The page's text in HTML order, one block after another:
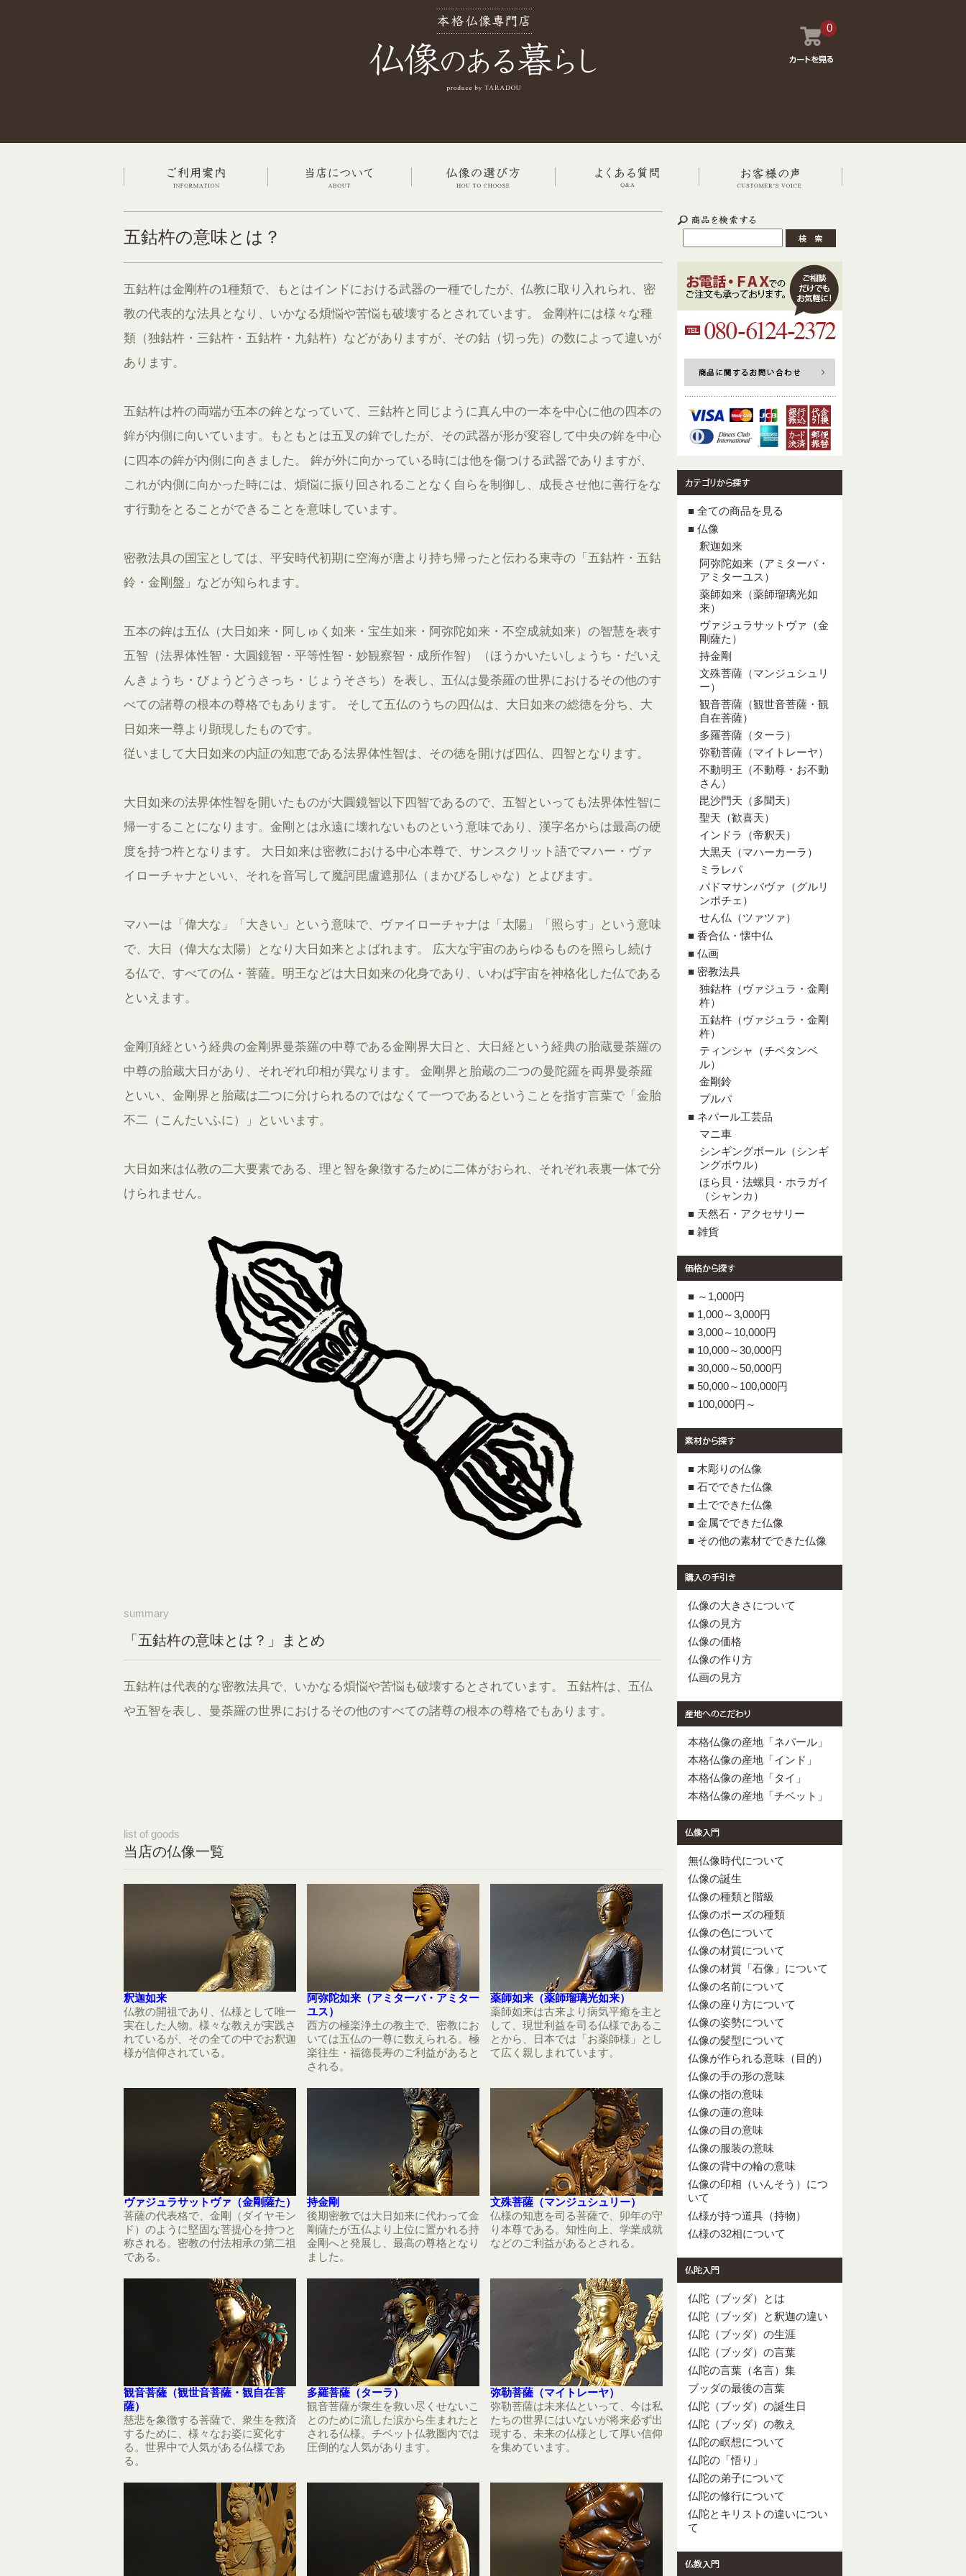
0
五鈷杵の意味とは？
五鈷杵は金剛杵の1種類で、もとはインドにおける武器の一種でしたが、仏教に取り入れられ、密
教の代表的な法具となり、いかなる煩悩や苦悩も破壊するとされています。 金剛杵には様々な種
類（独鈷杵・三鈷杵・五鈷杵・九鈷杵）などがありますが、その鈷（切っ先）の数によって違いが
あります。
五鈷杵は杵の両端が五本の鉾となっていて、三鈷杵と同じように真ん中の一本を中心に他の四本の
鉾が内側に向いています。もともとは五叉の鉾でしたが、その武器が形が変容して中央の鉾を中心
に四本の鉾が内側に向きました。 鉾が外に向かっている時には他を傷つける武器でありますが、
これが内側に向かった時には、煩悩に振り回されることなく自らを制御し、成長させ他に善行をな
す行動をとることができることを意味しています。
密教法具の国宝としては、平安時代初期に空海が唐より持ち帰ったと伝わる東寺の「五鈷杵・五鈷
鈴・金剛盤」などが知られます。
五本の鉾は五仏（大日如来・阿しゅく如来・宝生如来・阿弥陀如来・不空成就如来）の智慧を表す
五智（法界体性智・大圓鏡智・平等性智・妙観察智・成所作智）（ほうかいたいしょうち・だいえ
んきょうち・びょうどうさっち・じょうそさち）を表し、五仏は曼荼羅の世界におけるその他のす
べての諸尊の根本の尊格でもあります。 そして五仏のうちの四仏は、大日如来の総徳を分ち、大
日如来一尊より顕現したものです。
従いまして大日如来の内証の知恵である法界体性智は、その徳を開けば四仏、四智となります。
大日如来の法界体性智を開いたものが大圓鏡智以下四智であるので、五智といっても法界体性智に
帰一することになります。金剛とは永遠に壊れないものという意味であり、漢字名からは最高の硬
度を持つ杵となります。 大日如来は密教における中心本尊で、サンスクリット語でマハー・ヴァ
イローチャナといい、それを音写して魔訶毘盧遮那仏（まかびるしゃな）とよびます。
マハーは「偉大な」「大きい」という意味で、ヴァイローチャナは「太陽」「照らす」という意味
で、大日（偉大な太陽）となり大日如来とよばれます。 広大な宇宙のあらゆるものを照らし続け
る仏で、すべての仏・菩薩。明王などは大日如来の化身であり、いわば宇宙を神格化した仏である
といえます。
金剛頂経という経典の金剛界曼荼羅の中尊である金剛界大日と、大日経という経典の胎蔵曼荼羅の
中尊の胎蔵大日があり、それぞれ印相が異なります。 金剛界と胎蔵の二つの曼陀羅を両界曼荼羅
といい、金剛界と胎蔵は二つに分けられるのではなくて一つであるということを指す言葉で「金胎
不二（こんたいふに）」といいます。
大日如来は仏教の二大要素である、理と智を象徴するために二体がおられ、それぞれ表裏一体で分
けられません。
summary
「五鈷杵の意味とは？」まとめ
五鈷杵は代表的な密教法具で、いかなる煩悩や苦悩も破壊するとされています。 五鈷杵は、五仏
や五智を表し、曼荼羅の世界におけるその他のすべての諸尊の根本の尊格でもあります。
list of goods
当店の仏像一覧
釈迦如来
仏教の開祖であり、仏様として唯一
実在した人物。様々な教えが実践さ
れているが、その全ての中でお釈迦
様が信仰されている。
阿弥陀如来（アミターバ・アミター
ユス）
西方の極楽浄土の教主で、密教にお
いては五仏の一尊に数えられる。極
楽往生・福徳長寿のご利益があると
される。
薬師如来（薬師瑠璃光如来）
薬師如来は古来より病気平癒を主と
して、現世利益を司る仏様であるこ
とから、日本では「お薬師様」とし
て広く親しまれています。
ヴァジュラサットヴァ（金剛薩た）
菩薩の代表格で、金剛（ダイヤモン
ド）のように堅固な菩提心を持つと
称される。密教の付法相承の第二祖
である。
持金剛
後期密教では大日如来に代わって金
剛薩たが五仏より上位に置かれる持
金剛へと発展し、最高の尊格となり
ました。
文殊菩薩（マンジュシュリー）
仏様の知恵を司る菩薩で、卯年の守
り本尊である。知性向上、学業成就
などのご利益があるとされる。
観音菩薩（観世音菩薩・観自在菩
薩）
慈悲を象徴する菩薩で、衆生を救済
するために、様々なお姿に変化す
る。世界中で人気がある仏様であ
る。
多羅菩薩（ターラ）
観音菩薩が衆生を救い尽くせないこ
とのために流した涙から生まれたと
される仏様。チベット仏教圏内では
圧倒的な人気があります。
弥勒菩薩（マイトレーヤ）
弥勒菩薩は未来仏といって、今は私
たちの世界にはいないが将来必ず出
現する、未来の仏様として厚い信仰
を集めています。
■ 全ての商品を見る
■ 仏像
釈迦如来
阿弥陀如来（アミターバ・
アミターユス）
薬師如来（薬師瑠璃光如
来）
ヴァジュラサットヴァ（金
剛薩た）
持金剛
文殊菩薩（マンジュシュリ
ー）
観音菩薩（観世音菩薩・観
自在菩薩）
多羅菩薩（ターラ）
弥勒菩薩（マイトレーヤ）
不動明王（不動尊・お不動
さん）
毘沙門天（多聞天）
聖天（歓喜天）
インドラ（帝釈天）
大黒天（マハーカーラ）
ミラレパ
パドマサンバヴァ（グルリ
ンポチェ）
せん仏（ツァツァ）
■ 香合仏・懐中仏
■ 仏画
■ 密教法具
独鈷杵（ヴァジュラ・金剛
杵）
五鈷杵（ヴァジュラ・金剛
杵）
ティンシャ（チベタンベ
ル）
金剛鈴
プルパ
■ ネパール工芸品
マニ車
シンギングボール（シンギ
ングボウル）
ほら貝・法螺貝・ホラガイ
（シャンカ）
■ 天然石・アクセサリー
■ 雑貨
■ ～1,000円
■ 1,000～3,000円
■ 3,000～10,000円
■ 10,000～30,000円
■ 30,000～50,000円
■ 50,000～100,000円
■ 100,000円～
■ 木彫りの仏像
■ 石でできた仏像
■ 土でできた仏像
■ 金属でできた仏像
■ その他の素材でできた仏像
仏像の大きさについて
仏像の見方
仏像の価格
仏像の作り方
仏画の見方
本格仏像の産地「ネパール」
本格仏像の産地「インド」
本格仏像の産地「タイ」
本格仏像の産地「チベット」
無仏像時代について
仏像の誕生
仏像の種類と階級
仏像のポーズの種類
仏像の色について
仏像の材質について
仏像の材質「石像」について
仏像の名前について
仏像の座り方について
仏像の姿勢について
仏像の髪型について
仏像が作られる意味（目的）
仏像の手の形の意味
仏像の指の意味
仏像の蓮の意味
仏像の目の意味
仏像の服装の意味
仏像の背中の輪の意味
仏像の印相（いんそう）につ
いて
仏様が持つ道具（持物）
仏様の32相について
仏陀（ブッダ）とは
仏陀（ブッダ）と釈迦の違い
仏陀（ブッダ）の生涯
仏陀（ブッダ）の言葉
仏陀の言葉（名言）集
ブッダの最後の言葉
仏陀（ブッダ）の誕生日
仏陀（ブッダ）の教え
仏陀の瞑想について
仏陀の「悟り」
仏陀の弟子について
仏陀の修行について
仏陀とキリストの違いについ
て